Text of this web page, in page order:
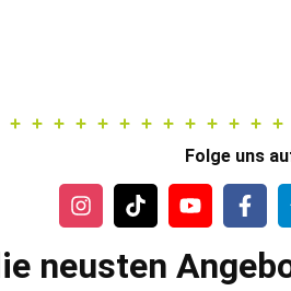
Folge uns
neusten